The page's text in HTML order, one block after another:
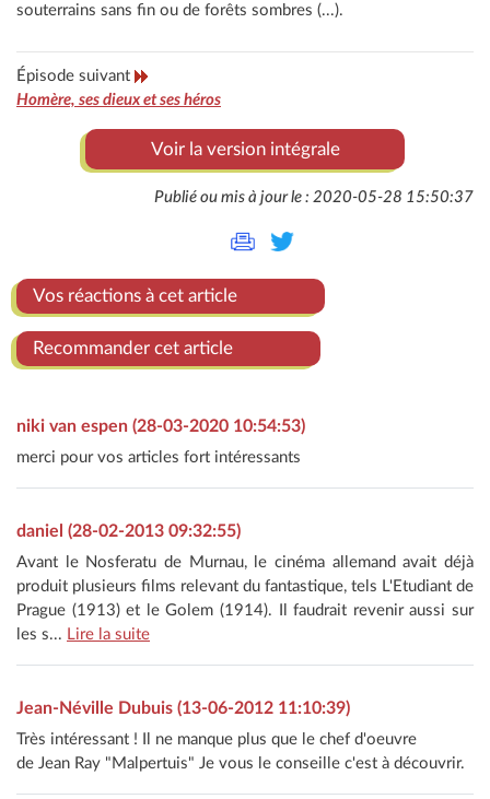
souterrains sans fin ou de forêts sombres (...).
Épisode suivant
Homère, ses dieux et ses héros
Voir la version intégrale
Publié ou mis à jour le : 2020-05-28 15:50:37
Vos réactions à cet article
Recommander cet article
niki van espen (28-03-2020 10:54:53)
merci pour vos articles fort intéressants
daniel (28-02-2013 09:32:55)
Avant le Nosferatu de Murnau, le cinéma allemand avait déjà
produit plusieurs films relevant du fantastique, tels L'Etudiant de
Prague (1913) et le Golem (1914). Il faudrait revenir aussi sur
les s... Lire la suite
Jean-Néville Dubuis (13-06-2012 11:10:39)
Très intéressant ! Il ne manque plus que le chef d'oeuvre
de Jean Ray "Malpertuis" Je vous le conseille c'est à découvrir.